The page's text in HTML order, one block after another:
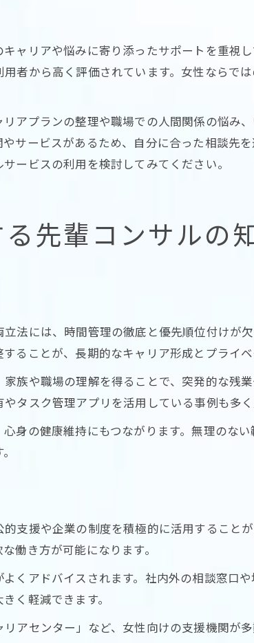
ャリアや悩みに寄り添ったサポートを重視
者から高く評価されています。女性ならで
アプランの整理や職場での人間関係の悩み
サービスがあるため、自分に合った相談先
ービスの利用を検討してみてください。
先輩コンサルの
法には、時間管理の徹底と優先順位付けが
ることが、長期的なキャリア形成とプライベ
族や職場の理解を得ることで、突発的な残
タスク管理アプリを活用している事例も多く
身の健康維持にもつながります。無理のな
支援や企業の制度を積極的に活用すること
働き方が可能になります。
くアドバイスされます。社内外の相談窓口
く軽減できます。
アセンター」など、女性向けの支援機関が